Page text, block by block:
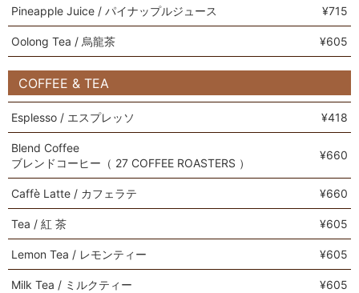
Pineapple Juice / パイナップルジュース ¥715
Oolong Tea / 烏龍茶 ¥605
COFFEE & TEA
Esplesso / エスプレッソ ¥418
Blend Coffee
ブレンドコーヒー（ 27 COFFEE ROASTERS ）
¥660
Caffè Latte / カフェラテ ¥660
Tea / 紅 茶 ¥605
Lemon Tea / レモンティー ¥605
Milk Tea / ミルクティー ¥605